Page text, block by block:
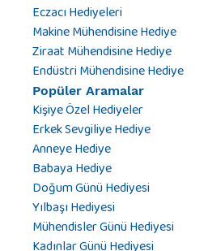
Eczacı Hediyeleri
Makine Mühendisine Hediye
Ziraat Mühendisine Hediye
Endüstri Mühendisine Hediye
Popüler Aramalar
Kişiye Özel Hediyeler
Erkek Sevgiliye Hediye
Anneye Hediye
Babaya Hediye
Doğum Günü Hediyesi
Yılbaşı Hediyesi
Mühendisler Günü Hediyesi
Kadınlar Günü Hediyesi